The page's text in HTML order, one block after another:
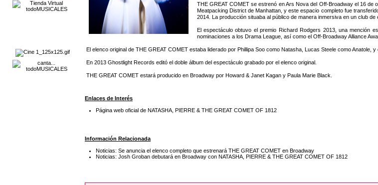
THE GREAT COMET se estrenó en Ars Nova del Off-Broadway el 16
Meatpacking District de Manhattan, y este espacio completo fue
2014. La producción situaba al público de manera inmersiva en un club
El espectáculo obtuvo el premio Richard Rodgers 2013, una mención
nominaciones a los Drama League, así como el Off-Broadway Alliance
El elenco original de THE GREAT COMET estaba liderado por Phillipa Soo como Natasha, Lucas Steele como Anatole,
En 2013 Ghostlight Records editó el doble álbum del espectáculo grabado por el elenco original.
THE GREAT COMET estará producido en Broadway por Howard & Janet Kagan y Paula Marie Black.
Enlaces de Interés
Página web oficial de NATASHA, PIERRE & THE GREAT COMET OF 1812
Información Relacionada
Noticias: Se anuncia el elenco completo que estrenará THE GREAT COMET en Broadway
Noticias: Josh Groban debutará en Broadway con NATASHA, PIERRE & THE GREAT COMET OF 1812